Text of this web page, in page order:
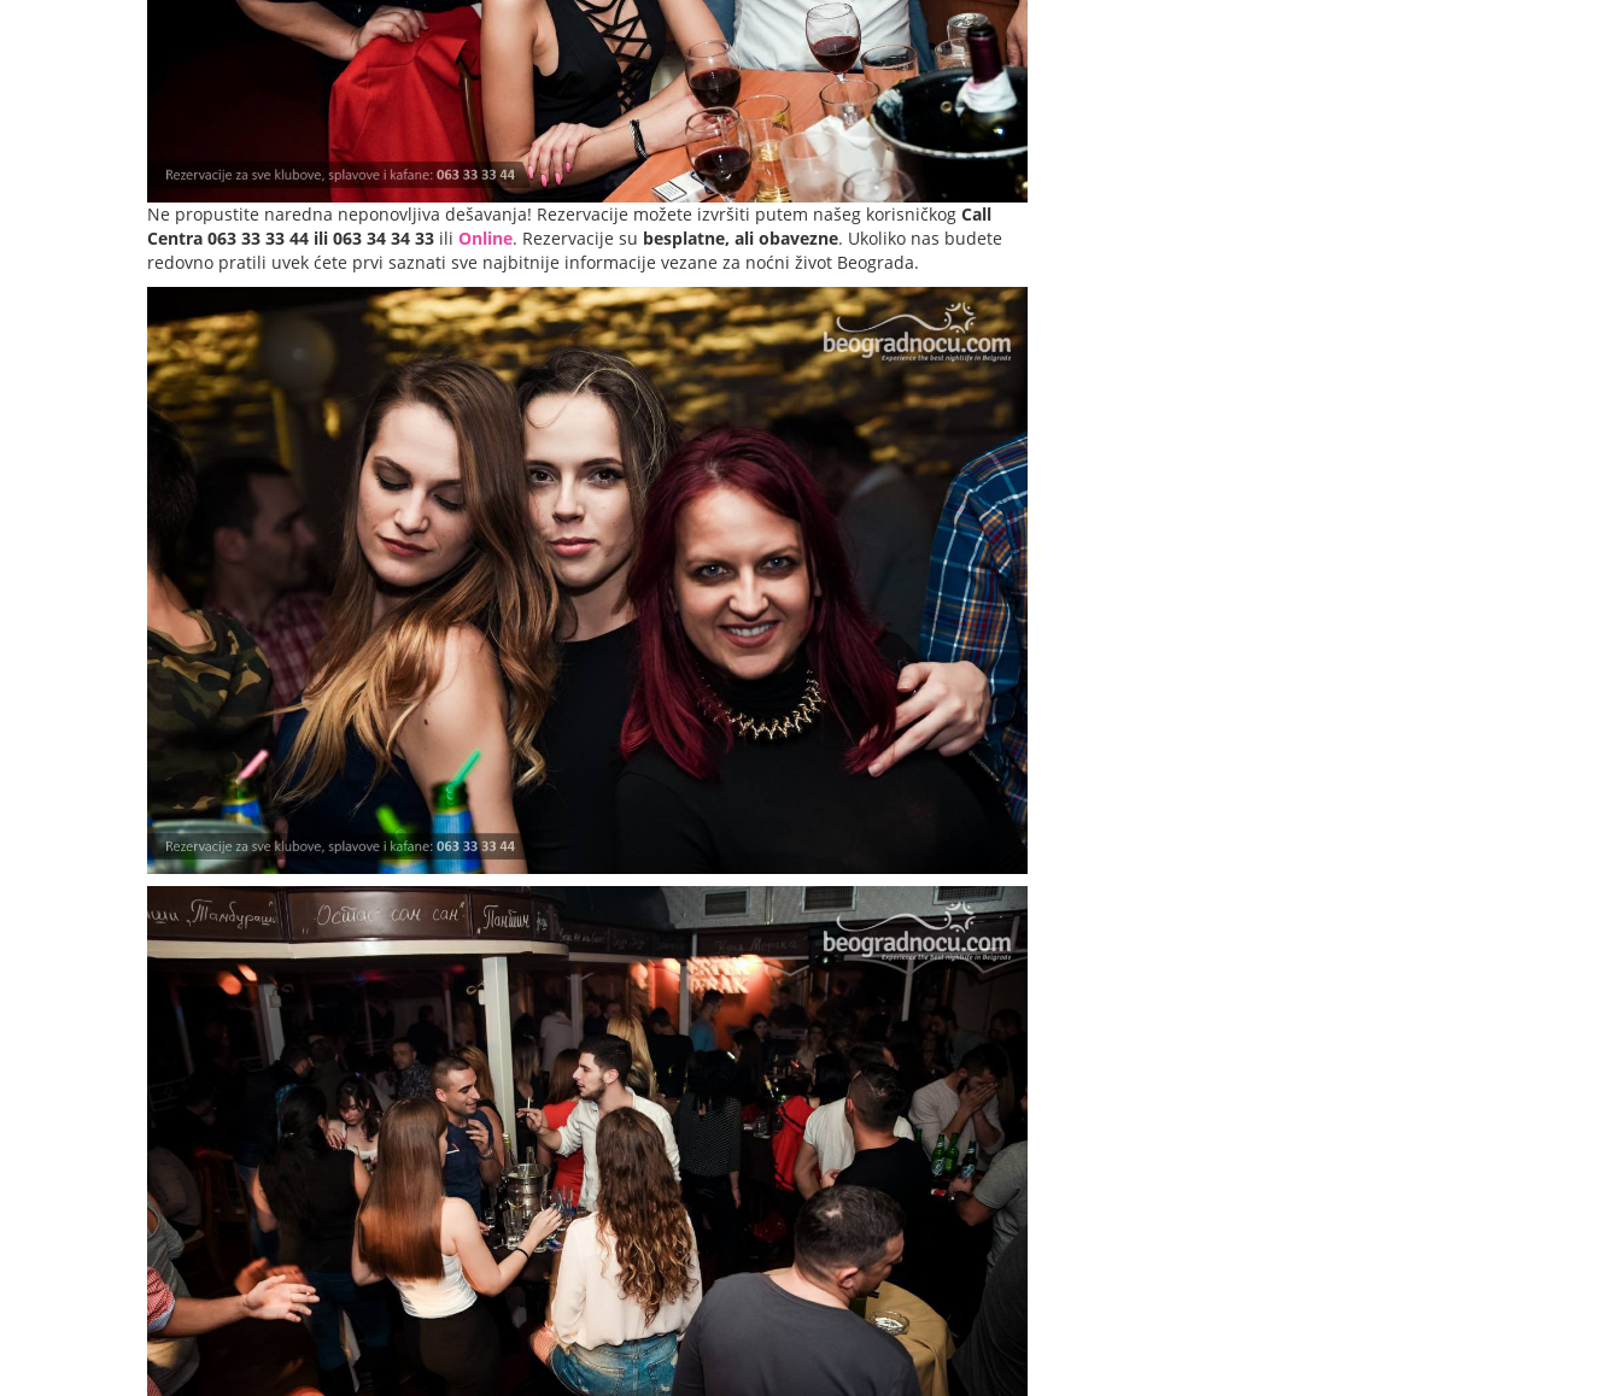
Ne propustite naredna neponovljiva dešavanja! Rezervacije možete izvršiti putem našeg korisničkog Call
Centra 063 33 33 44 ili 063 34 34 33 ili Online. Rezervacije su besplatne, ali obavezne. Ukoliko nas budete
redovno pratili uvek ćete prvi saznati sve najbitnije informacije vezane za noćni život Beograda.